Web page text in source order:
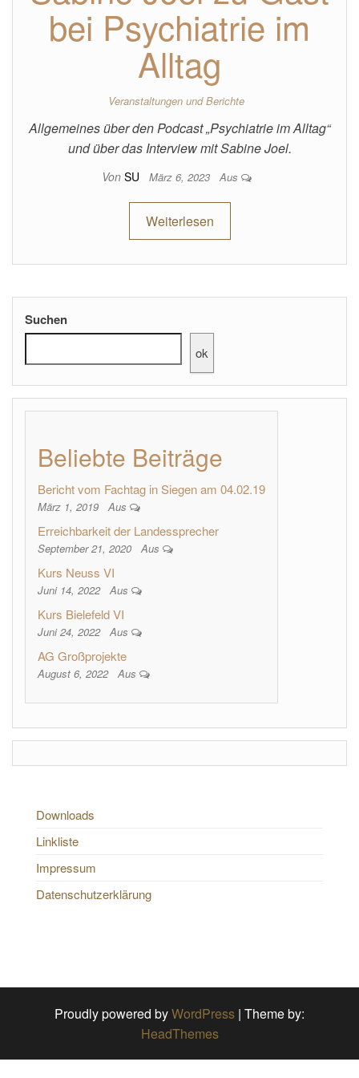
bei Psychiatrie im
Alltag
Veranstaltungen und Berichte
Allgemeines über den Podcast „Psychiatrie im Alltag“
und über das Interview mit Sabine Joel.
Von SU März 6, 2023 Aus
Weiterlesen
Suchen
ok
Beliebte Beiträge
Bericht vom Fachtag in Siegen am 04.02.19
März 1, 2019 Aus
Erreichbarkeit der Landessprecher
September 21, 2020 Aus
Kurs Neuss VI
Juni 14, 2022 Aus
Kurs Bielefeld VI
Juni 24, 2022 Aus
AG Großprojekte
August 6, 2022 Aus
Downloads
Linkliste
Impressum
Datenschutzerklärung
Proudly powered byWordPress | Theme by:
HeadThemes